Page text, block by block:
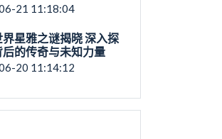
21 11:18:04
界星雅之谜揭晓 深入探
的传奇与未知力量
20 11:14:12